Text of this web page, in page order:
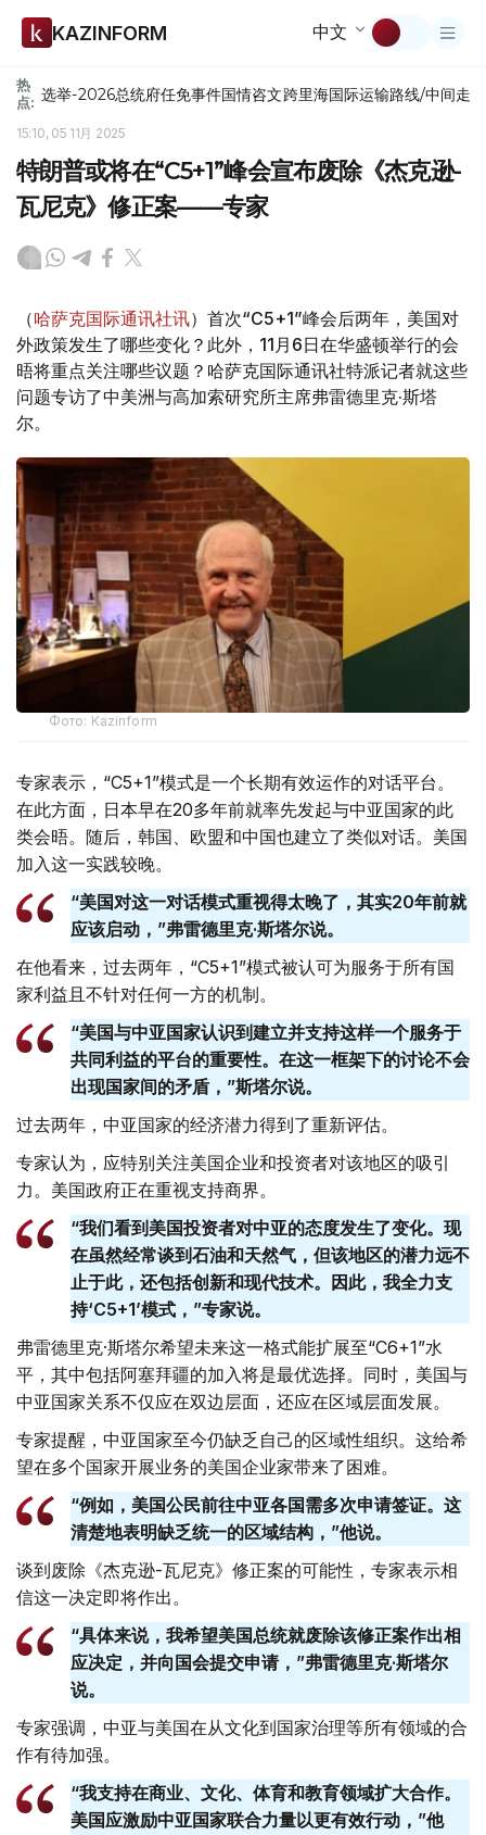
KAZINFORM 中文
热
点: 选举-2026总统府任免事件国情咨文跨里海国际运输路线/中间走廊
15:10, 05 11月 2025
特朗普或将在“C5+1”峰会宣布废除《杰克逊-
瓦尼克》修正案——专家
（哈萨克国际通讯社讯）首次“C5+1”峰会后两年，美国对
外政策发生了哪些变化？此外，11月6日在华盛顿举行的会
晤将重点关注哪些议题？哈萨克国际通讯社特派记者就这些
问题专访了中美洲与高加索研究所主席弗雷德里克·斯塔
尔。
Фото: Kazinform
专家表示，“C5+1”模式是一个长期有效运作的对话平台。
在此方面，日本早在20多年前就率先发起与中亚国家的此
类会晤。随后，韩国、欧盟和中国也建立了类似对话。美国
加入这一实践较晚。
“美国对这一对话模式重视得太晚了，其实20年前就
应该启动，”弗雷德里克·斯塔尔说。
在他看来，过去两年，“C5+1”模式被认可为服务于所有国
家利益且不针对任何一方的机制。
“美国与中亚国家认识到建立并支持这样一个服务于
共同利益的平台的重要性。在这一框架下的讨论不会
出现国家间的矛盾，”斯塔尔说。
过去两年，中亚国家的经济潜力得到了重新评估。
专家认为，应特别关注美国企业和投资者对该地区的吸引
力。美国政府正在重视支持商界。
“我们看到美国投资者对中亚的态度发生了变化。现
在虽然经常谈到石油和天然气，但该地区的潜力远不
止于此，还包括创新和现代技术。因此，我全力支
持‘C5+1’模式，”专家说。
弗雷德里克·斯塔尔希望未来这一格式能扩展至“C6+1”水
平，其中包括阿塞拜疆的加入将是最优选择。同时，美国与
中亚国家关系不仅应在双边层面，还应在区域层面发展。
专家提醒，中亚国家至今仍缺乏自己的区域性组织。这给希
望在多个国家开展业务的美国企业家带来了困难。
“例如，美国公民前往中亚各国需多次申请签证。这
清楚地表明缺乏统一的区域结构，”他说。
谈到废除《杰克逊-瓦尼克》修正案的可能性，专家表示相
信这一决定即将作出。
“具体来说，我希望美国总统就废除该修正案作出相
应决定，并向国会提交申请，”弗雷德里克·斯塔尔
说。
专家强调，中亚与美国在从文化到国家治理等所有领域的合
作有待加强。
“我支持在商业、文化、体育和教育领域扩大合作。
美国应激励中亚国家联合力量以更有效行动，”他